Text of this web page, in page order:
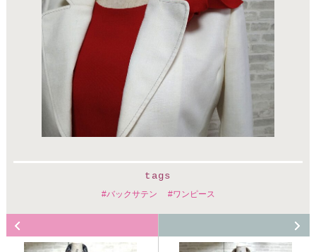
tags
バックサテン ワンピース